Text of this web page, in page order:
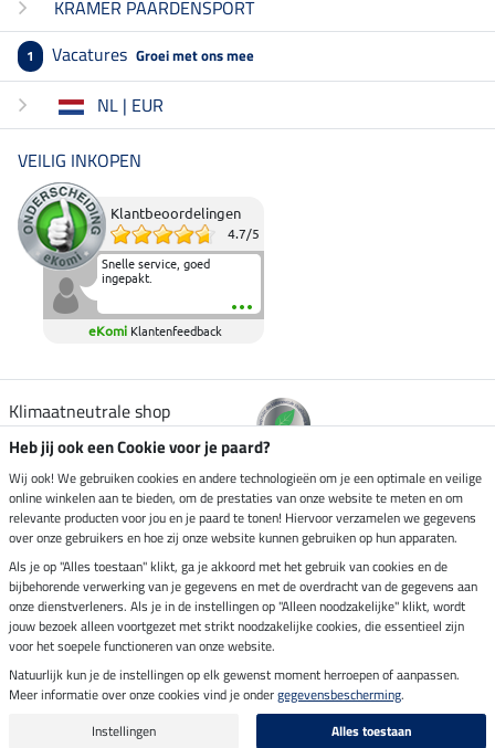
KRAMER PAARDENSPORT
1 Vacatures Groei met ons mee
NL | EUR
VEILIG INKOPEN
Klantbeoordelingen
4.7/5
Snelle service, goed
ingepakt.
eKomi Klantenfeedback
Klimaatneutrale shop
Verzending per
Veilig betalen met
Impressum
Laatste update op 07.08.2026 om 07:03 uur
Alle prijzen in euro's, incl. BTW, excl. verzendkosten.
Heb jij ook een Cookie voor je paard?
Wij ook! We gebruiken cookies en andere technologieën om je een optimale en veilige
online winkelen aan te bieden, om de prestaties van onze website te meten en om
relevante producten voor jou en je paard te tonen! Hiervoor verzamelen we gegevens
over onze gebruikers en hoe zij onze website kunnen gebruiken op hun apparaten.
Als je op "Alles toestaan" klikt, ga je akkoord met het gebruik van cookies en de
bijbehorende verwerking van je gegevens en met de overdracht van de gegevens aan
onze dienstverleners. Als je in de instellingen op "Alleen noodzakelijke" klikt, wordt
jouw bezoek alleen voortgezet met strikt noodzakelijke cookies, die essentieel zijn
voor het soepele functioneren van onze website.
Natuurlijk kun je de instellingen op elk gewenst moment herroepen of aanpassen.
Meer informatie over onze cookies vind je ondergegevensbescherming.
Instellingen
Alles toestaan